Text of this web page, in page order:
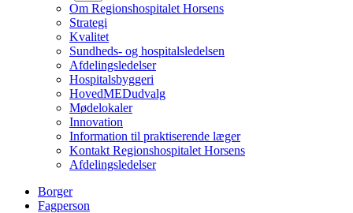
Om Regionshospitalet Horsens
Strategi
Kvalitet
Sundheds- og hospitalsledelsen
Afdelingsledelser
Hospitalsbyggeri
HovedMEDudvalg
Mødelokaler
Innovation
Information til praktiserende læger
Kontakt Regionshospitalet Horsens
Afdelingsledelser
Borger
Fagperson